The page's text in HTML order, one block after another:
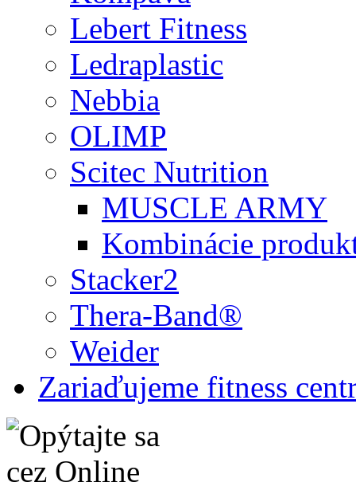
Lebert Fitness
Ledraplastic
Nebbia
OLIMP
Scitec Nutrition
MUSCLE ARMY
Kombinácie
Stacker2
Thera-Band®
Weider
Zariaďujeme fitness